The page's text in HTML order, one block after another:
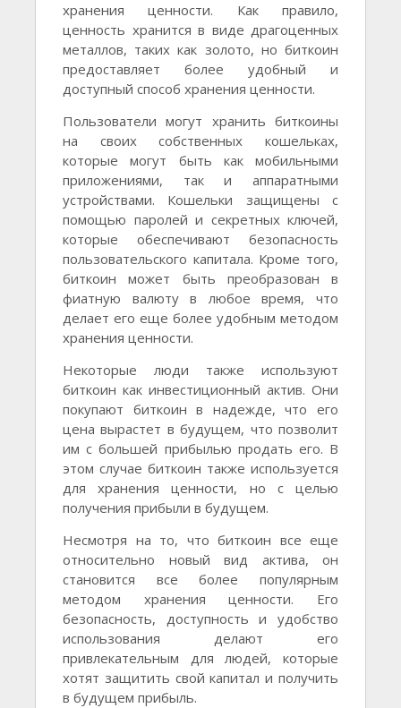
хранения ценности. Как правило,
ценность хранится в виде драгоценных
металлов, таких как золото, но биткоин
предоставляет более удобный и
доступный способ хранения ценности.
Пользователи могут хранить биткоины
на своих собственных кошельках,
которые могут быть как мобильными
приложениями, так и аппаратными
устройствами. Кошельки защищены с
помощью паролей и секретных ключей,
которые обеспечивают безопасность
пользовательского капитала. Кроме того,
биткоин может быть преобразован в
фиатную валюту в любое время, что
делает его еще более удобным методом
хранения ценности.
Некоторые люди также используют
биткоин как инвестиционный актив. Они
покупают биткоин в надежде, что его
цена вырастет в будущем, что позволит
им с большей прибылью продать его. В
этом случае биткоин также используется
для хранения ценности, но с целью
получения прибыли в будущем.
Несмотря на то, что биткоин все еще
относительно новый вид актива, он
становится все более популярным
методом хранения ценности. Его
безопасность, доступность и удобство
использования делают его
привлекательным для людей, которые
хотят защитить свой капитал и получить
в будущем прибыль.